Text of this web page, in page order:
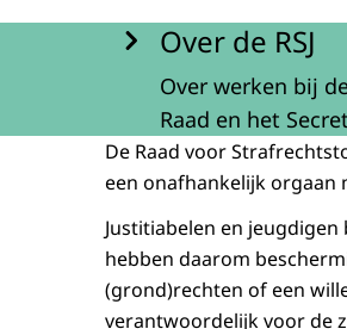
Over de RSJ
Over werken bij
Raad en het
De Raad voor
een onafhankelijk orgaan
Justitiabelen en
hebben daarom
(grond)rechten of een
verantwoordelijk voor de